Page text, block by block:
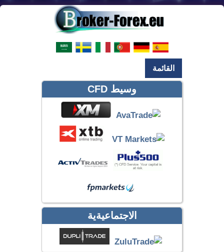
القائمة
وسيط CFD
الاجتماعيةية